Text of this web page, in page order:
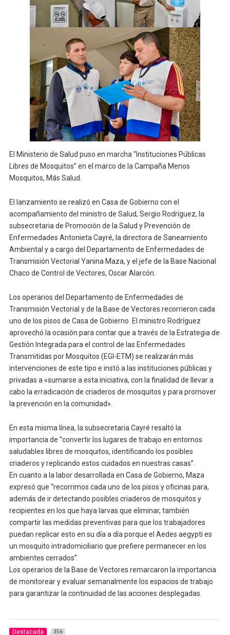
El Ministerio de Salud puso en marcha “Instituciones Públicas
Libres de Mosquitos” en el marco de la Campaña Menos
Mosquitos, Más Salud.
El lanzamiento se realizó en Casa de Gobierno con el
acompañamiento del ministro de Salud, Sergio Rodríguez, la
subsecretaria de Promoción de la Salud y Prevención de
Enfermedades Antonieta Cayré, la directora de Saneamiento
Ambiental y a cargo del Departamento de Enfermedades de
Transmisión Vectorial Yanina Maza, y el jefe de la Base Nacional
Chaco de Control de Vectores, Oscar Alarcón.
Los operarios del Departamento de Enfermedades de
Transmisión Vectorial y de la Base de Vectores recorrieron cada
uno de los pisos de Casa de Gobierno. El ministro Rodríguez
aprovechó la ocasión para contar que a través de la Estrategia de
Gestión Integrada para el control de las Enfermedades
Transmitidas por Mosquitos (EGI-ETM) se realizarán más
intervenciones de este tipo e instó a las instituciones públicas y
privadas a «sumarse a esta iniciativa, con la finalidad de llevar a
cabo la erradicación de criaderos de mosquitos y para promover
la prevención en la comunidad».
En esta misma línea, la subsecretaria Cayré resaltó la
importancia de “convertir los lugares de trabajo en entornos
saludables libres de mosquitos, identificando los posibles
criaderos y replicando estos cuidados en nuestras casas”.
En cuanto a la labor desarrollada en Casa de Gobierno, Maza
expresó que “recorrimos cada uno de los pisos y oficinas para,
además de ir detectando posibles criaderos de mosquitos y
recipientes en los que haya larvas que eliminar, también
compartir las medidas preventivas para que los trabajadores
puedan replicar esto en su día a día porque el Aedes aegypti es
un mosquito intradomiciliario que prefiere permanecer en los
ambientes cerrados”.
Los operarios de la Base de Vectores remarcaron la importancia
de monitorear y evaluar semanalmente los espacios de trabajo
para garantizar la continuidad de las acciones desplegadas.
Destacada 356